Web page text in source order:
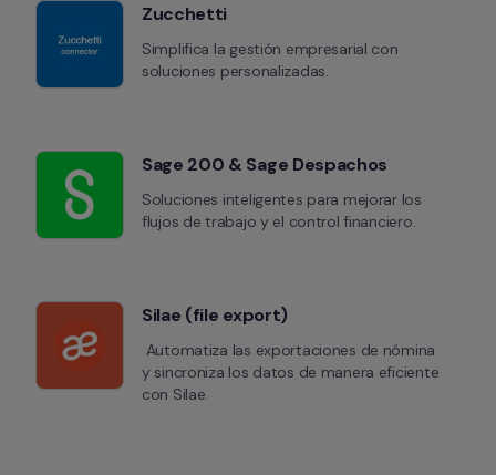
Zucchetti
Simplifica la gestión empresarial con
soluciones personalizadas.
Sage 200 & Sage Despachos
Soluciones inteligentes para mejorar los
flujos de trabajo y el control financiero.
Silae (file export)
y sincroniza los datos de manera eficiente
con Silae.